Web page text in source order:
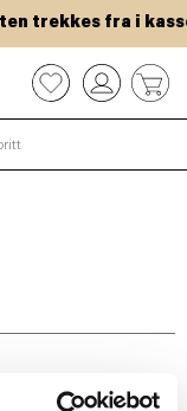
trekkes fra i
0